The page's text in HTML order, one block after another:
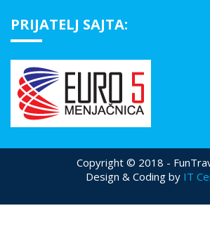
PRIJATELJ SAJTA:
Copyright © 2018 -
Design & Coding by IT